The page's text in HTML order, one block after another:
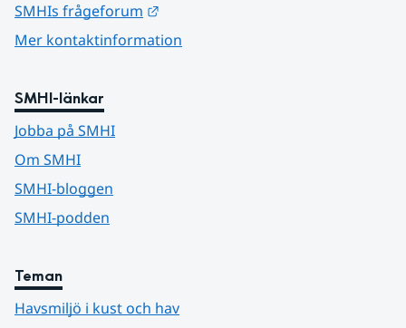
SMHIs frågeforum
Mer kontaktinformation
SMHI-länkar
Jobba på SMHI
Om SMHI
SMHI-bloggen
SMHI-podden
Teman
Havsmiljö i kust och hav